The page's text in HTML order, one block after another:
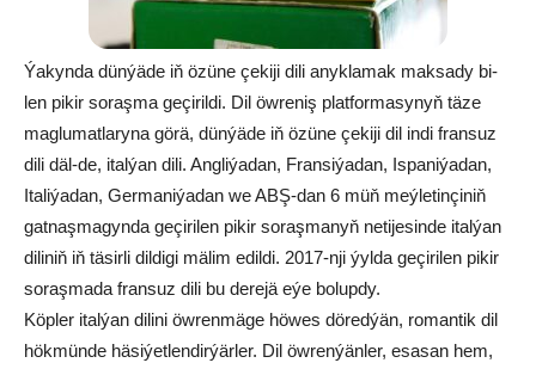
Ýa­kyn­da dün­ýä­de iň özü­ne çe­ki­ji di­li­ anyk­la­mak mak­sa­dy bi­
len pi­kir so­raş­ma ge­çi­ril­di. Dil öw­re­niş plat­for­ma­sy­nyň tä­ze
mag­lu­mat­la­ry­na gö­rä, dün­ýä­de iň özü­ne çe­ki­ji di­l in­di fran­suz
di­li däl-de, ital­ýan di­li. Ang­li­ýa­dan, Fran­si­ýa­dan, Is­pa­ni­ýa­dan,
Ita­li­ýa­dan, Ger­ma­ni­ýa­dan we ABŞ-dan 6 müň meý­le­tin­çi­niň
gat­naş­ma­gyn­da ge­çi­ri­len pi­kir so­raş­ma­nyň ne­ti­je­sin­de ital­ýan
di­li­niň iň tä­sir­li dil­di­gi mä­lim edil­di. 2017-nji ýyl­da ge­çi­ri­len pi­kir
so­raş­ma­da fran­suz di­li bu de­re­jä eýe bo­lup­dy.
Köp­ler ital­ýan di­li­ni öw­ren­mä­ge hö­wes dö­red­ýän, ro­man­tik dil
hök­mün­de hä­si­ýet­len­dir­ýär­ler. Dil öw­ren­ýän­ler, esa­san hem,